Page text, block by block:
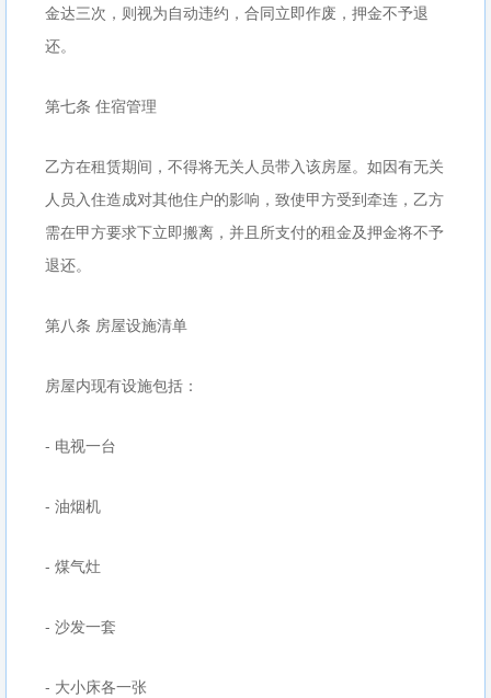
金达三次，则视为自动违约，合同立即作废，押金不予退
还。
第七条 住宿管理
乙方在租赁期间，不得将无关人员带入该房屋。如因有无关
人员入住造成对其他住户的影响，致使甲方受到牵连，乙方
需在甲方要求下立即搬离，并且所支付的租金及押金将不予
退还。
第八条 房屋设施清单
房屋内现有设施包括：
- 电视一台
- 油烟机
- 煤气灶
- 沙发一套
- 大小床各一张